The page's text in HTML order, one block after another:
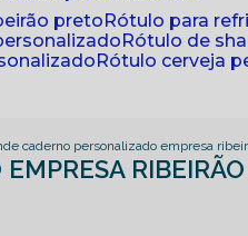
preto
rótulo para
rótulo de
rótulo cerveja
caderno personalizado empresa